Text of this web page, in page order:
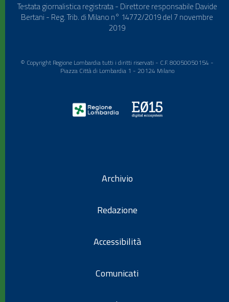
Testata giornalistica registrata - Direttore responsabile Davide
Bertani - Reg. Trib. di Milano n° 14772/2019 del 7 novembre
2019
© Copyright Regione Lombardia tutti i diritti riservati - C.F. 80050050154 -
Piazza Città di Lombardia 1 - 20124 Milano
Archivio
Redazione
Accessibilità
Comunicati